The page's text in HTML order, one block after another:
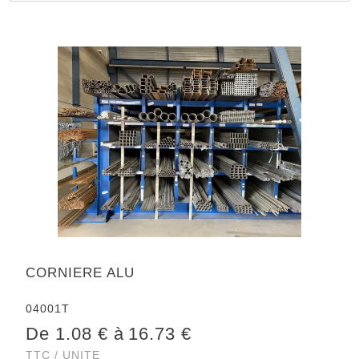
CORNIERE ALU
04001T
De 1.08 € à 16.73 €
TTC / UNITE